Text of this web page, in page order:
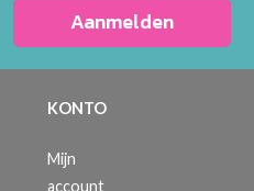
Aanmelden
KONTO
Mijn
account